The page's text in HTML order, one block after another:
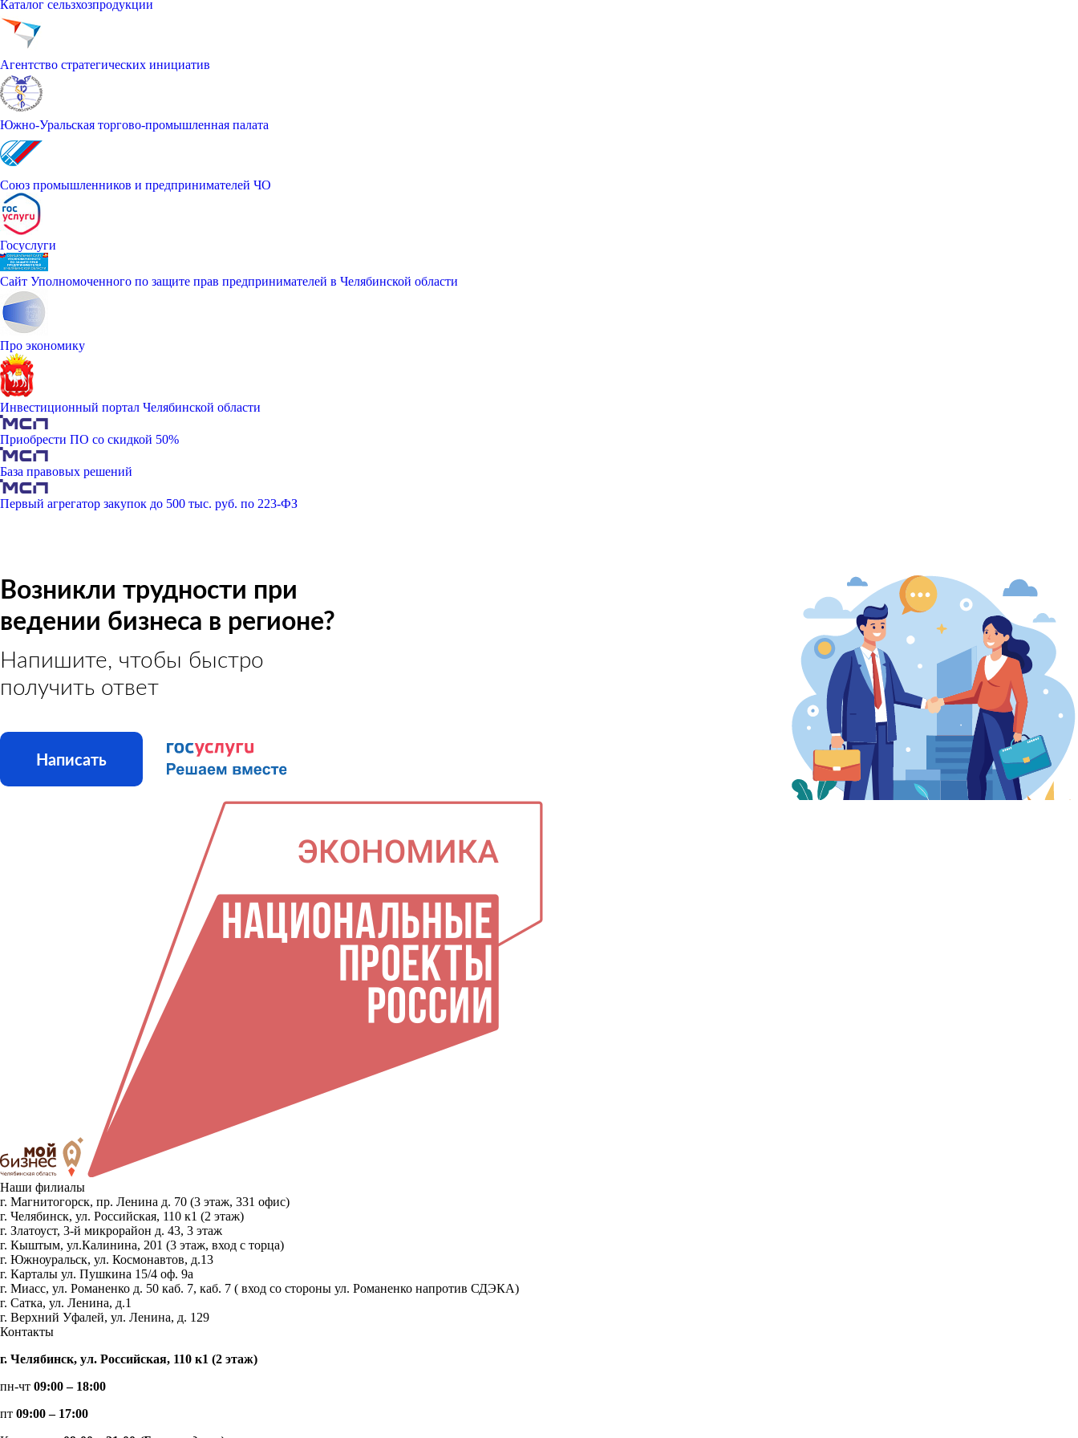
Каталог сельзхозпродукции
Агентство стратегических инициатив
Южно-Уральская торгово-промышленная палата
Союз промышленников и предпринимателей ЧО
Госуслуги
Сайт Уполномоченного по защите прав предпринимателей в Челябинской области
Про экономику
Инвестиционный портал Челябинской области
Приобрести ПО со скидкой 50%
База правовых решений
Первый агрегатор закупок до 500 тыс. руб. по 223-ФЗ
Возникли трудности при
ведении бизнеса в регионе?
Напишите, чтобы быстро
получить ответ
Написать
Наши филиалы
г. Магнитогорск, пр. Ленина д. 70 (3 этаж, 331 офис)
г. Челябинск, ул. Российская, 110 к1 (2 этаж)
г. Златоуст, 3-й микрорайон д. 43, 3 этаж
г. Кыштым, ул.Калинина, 201 (3 этаж, вход с торца)
г. Южноуральск, ул. Космонавтов, д.13
г. Карталы ул. Пушкина 15/4 оф. 9а
г. Миасс, ул. Романенко д. 50 каб. 7, каб. 7 ( вход со стороны ул. Романенко напротив СДЭКА)
г. Сатка, ул. Ленина, д.1
г. Верхний Уфалей, ул. Ленина, д. 129
Контакты
г. Челябинск, ул. Российская, 110 к1 (2 этаж)
пн-чт 09:00 – 18:00
пт 09:00 – 17:00